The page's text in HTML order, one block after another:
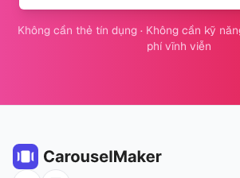
Không cần thẻ tín dụng · Không cần kỹ
phí vĩnh viễn